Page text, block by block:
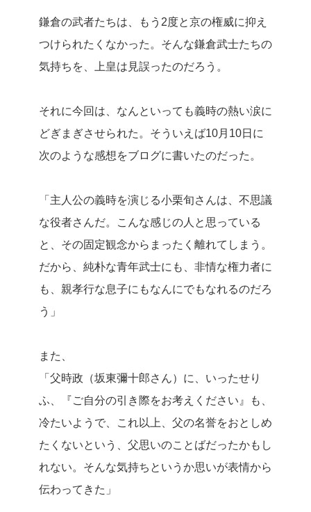
鎌倉の武者たちは、もう2度と京の権威に抑え
つけられたくなかった。そんな鎌倉武士たちの
気持ちを、上皇は見誤ったのだろう。
それに今回は、なんといっても義時の熱い涙に
どぎまぎさせられた。そういえば10月10日に
次のような感想をブログに書いたのだった。
「主人公の義時を演じる小栗旬さんは、不思議
な役者さんだ。こんな感じの人と思っている
と、その固定観念からまったく離れてしまう。
だから、純朴な青年武士にも、非情な権力者に
も、親孝行な息子にもなんにでもなれるのだろ
う」
また、
「父時政（坂東彌十郎さん）に、いったせり
ふ、『ご自分の引き際をお考えください』も、
冷たいようで、これ以上、父の名誉をおとしめ
たくないという、父思いのことばだったかもし
れない。そんな気持ちというか思いが表情から
伝わってきた」